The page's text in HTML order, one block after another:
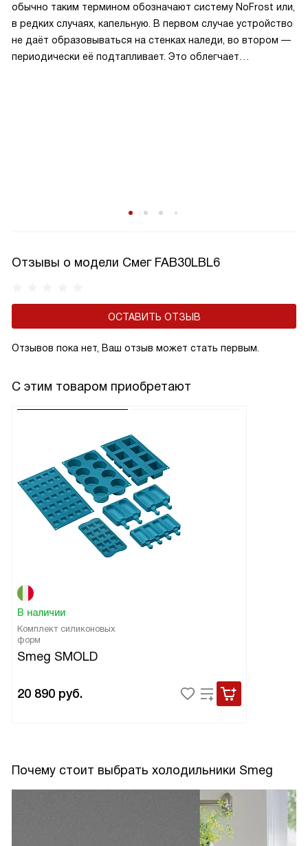
обычно таким термином обозначают систему NoFrost или,
в редких случаях, капельную. В первом случае устройство
не даёт образовываться на стенках наледи, во втором —
периодически её подтапливает. Это облегчает
Отзывы о модели Смег FAB30LBL6
ОСТАВИТЬ ОТЗЫВ
Отзывов пока нет, Ваш отзыв может стать первым.
С этим товаром приобретают
В наличии
Комплект силиконовых
форм
Smeg SMOLD
20 890 руб.
Почему стоит выбрать холодильники Smeg